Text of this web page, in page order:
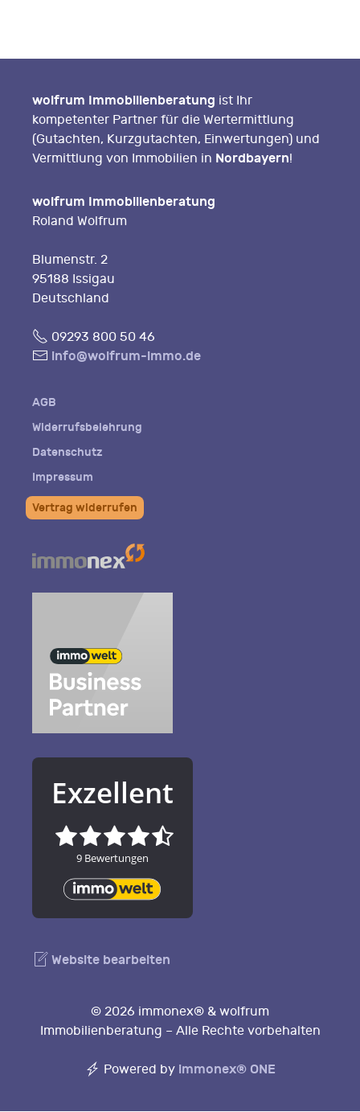
wolfrum Immobilienberatung ist Ihr
kompetenter Partner für die Wertermittlung
(Gutachten, Kurzgutachten, Einwertungen) und
Vermittlung von Immobilien in Nordbayern!
wolfrum Immobilienberatung
Roland Wolfrum
Blumenstr. 2
95188 Issigau
Deutschland
Fon09293 800 50 46
E- info@wolfrum-immo.de
AGB
Widerrufsbelehrung
Datenschutz
Impressum
Vertrag widerrufen
Website bearbeiten
© 2026 immonex® & wolfrum
Immobilienberatung – Alle Rechte vorbehalten
Powered by immonex® ONE